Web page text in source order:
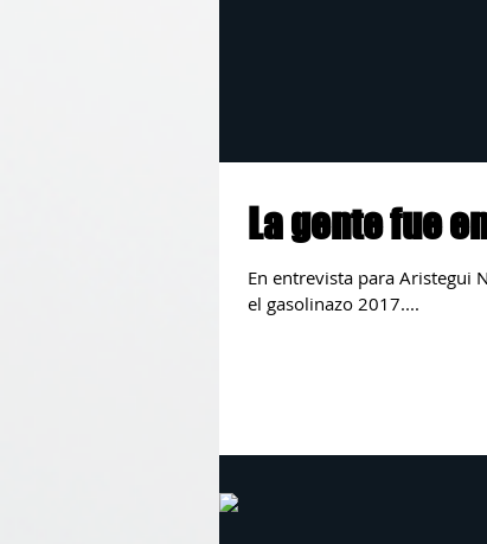
La gente fue
En entrevista para Aristegui
el gasolinazo 2017....